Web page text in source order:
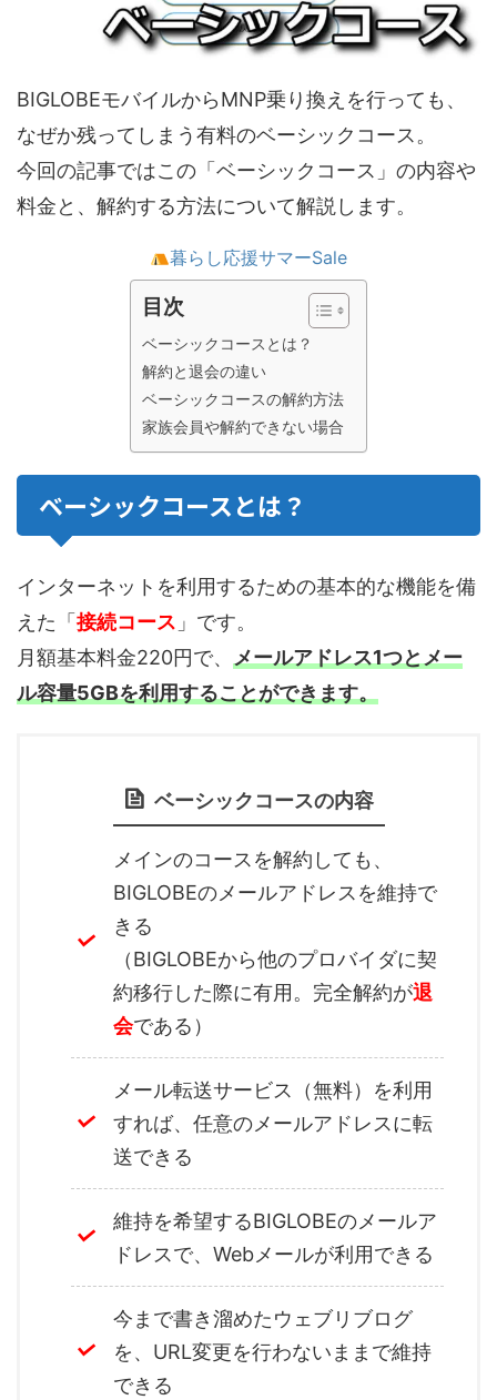
BIGLOBEモバイルからMNP乗り換えを行っても、
なぜか残ってしまう有料のベーシックコース。
今回の記事ではこの「ベーシックコース」の内容や
料金と、解約する方法について解説します。
暮らし応援サマーSale
目次
ベーシックコースとは？
解約と退会の違い
ベーシックコースの解約方法
家族会員や解約できない場合
ベーシックコースとは？
インターネットを利用するための基本的な機能を備
えた「 接続コース 」です。
月額基本料金220円で、
メールアドレス1つとメー
ル容量5GBを利用することができます。
ベーシックコースの内容
メインのコースを解約しても、
BIGLOBEのメールアドレスを維持で
きる
（BIGLOBEから他のプロバイダに契
約移行した際に有用。完全解約が退
会である）
メール転送サービス（無料）を利用
すれば、任意のメールアドレスに転
送できる
維持を希望するBIGLOBEのメールア
ドレスで、Webメールが利用できる
今まで書き溜めたウェブリブログ
を、URL変更を行わないままで維持
できる